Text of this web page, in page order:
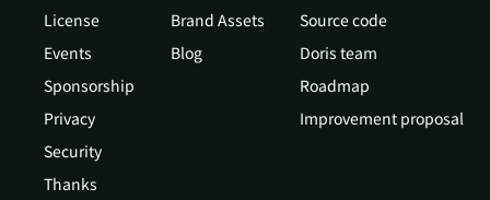
License
Events
Sponsorship
Privacy
Security
Thanks
Brand Assets
Blog
Source code
Doris team
Roadmap
Improvement proposal